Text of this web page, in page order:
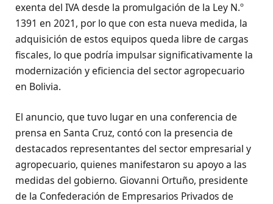
exenta del IVA desde la promulgación de la Ley N.º
1391 en 2021, por lo que con esta nueva medida, la
adquisición de estos equipos queda libre de cargas
fiscales, lo que podría impulsar significativamente la
modernización y eficiencia del sector agropecuario
en Bolivia.
El anuncio, que tuvo lugar en una conferencia de
prensa en Santa Cruz, contó con la presencia de
destacados representantes del sector empresarial y
agropecuario, quienes manifestaron su apoyo a las
medidas del gobierno. Giovanni Ortuño, presidente
de la Confederación de Empresarios Privados de